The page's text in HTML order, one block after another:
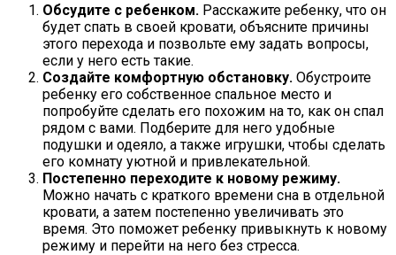
Обсудите с ребенком. Расскажите ребенку, что он
будет спать в своей кровати, объясните причины
этого перехода и позвольте ему задать вопросы,
если у него есть такие.
Создайте комфортную обстановку. Обустроите
ребенку его собственное спальное место и
попробуйте сделать его похожим на то, как он спал
рядом с вами. Подберите для него удобные
подушки и одеяло, а также игрушки, чтобы сделать
его комнату уютной и привлекательной.
Постепенно переходите к новому режиму.
Можно начать с краткого времени сна в отдельной
кровати, а затем постепенно увеличивать это
время. Это поможет ребенку привыкнуть к новому
режиму и перейти на него без стресса.